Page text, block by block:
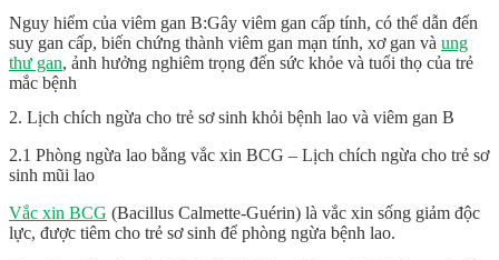
Nguy hiểm của viêm gan B:Gây viêm gan cấp tính, có thể dẫn đến
suy gan cấp, biến chứng thành viêm gan mạn tính, xơ gan và ung
thư gan, ảnh hưởng nghiêm trọng đến sức khỏe và tuổi thọ của trẻ
mắc bệnh
2. Lịch chích ngừa cho trẻ sơ sinh khỏi bệnh lao và viêm gan B
2.1 Phòng ngừa lao bằng vắc xin BCG – Lịch chích ngừa cho trẻ sơ
sinh mũi lao
Vắc xin BCG (Bacillus Calmette-Guérin) là vắc xin sống giảm độc
lực, được tiêm cho trẻ sơ sinh để phòng ngừa bệnh lao.